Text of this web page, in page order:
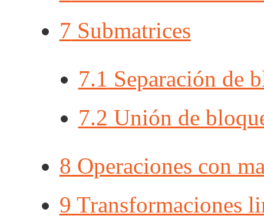
7 Submatrices
7.1 Separación de
7.2 Unión de
8 Operaciones con
9 Transformaciones